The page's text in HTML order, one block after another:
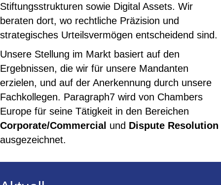
Stiftungsstrukturen sowie Digital Assets. Wir
beraten dort, wo rechtliche Präzision und
strategisches Urteilsvermögen entscheidend sind.
Unsere Stellung im Markt basiert auf den
Ergebnissen, die wir für unsere Mandanten
erzielen, und auf der Anerkennung durch unsere
Fachkollegen. Paragraph7 wird von Chambers
Europe für seine Tätigkeit in den Bereichen
Corporate/Commercial und Dispute Resolution
ausgezeichnet.